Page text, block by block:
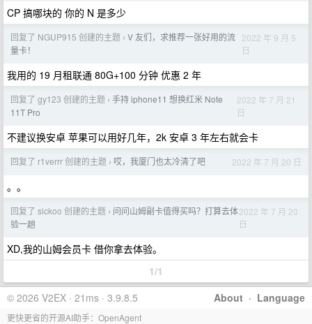
CP 搞哪块的 你的 N 是多少
回复了 NGUP915 创建的主题 › V 友们，求推荐一张好用的流
量卡！
2022 年 9 月 5
日
我用的 19 月租联通 80G+100 分钟 优惠 2 年
回复了 gy123 创建的主题 › 手持 iphone11 想换红米 Note
11T Pro
2022 年 7 月 21
日
不建议换安卓 苹果可以用好几年，2k 安卓 3 年左右就会卡
回复了 r1verrr 创建的主题 › 哎，我厦门也太冷清了吧 2022 年 7 月 20 日
。。
回复了 sickoo 创建的主题 › 问问山姆副卡值得买吗？打算去体
验一趟
2022 年 7 月 20
日
XD,我的山姆会员卡 借你拿去体验。
1/1
About · Language
© 2026 V2EX · 21ms · 3.9.8.5
更快更省的开源AI助手：OpenAgent